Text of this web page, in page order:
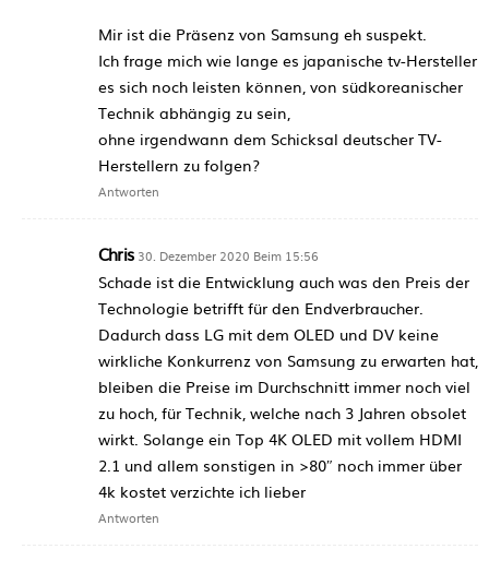
Mir ist die Präsenz von Samsung eh suspekt.
Ich frage mich wie lange es japanische tv-Hersteller
es sich noch leisten können, von südkoreanischer
Technik abhängig zu sein,
ohne irgendwann dem Schicksal deutscher TV-
Herstellern zu folgen?
Antworten
Chris 30. Dezember 2020 Beim 15:56
Schade ist die Entwicklung auch was den Preis der
Technologie betrifft für den Endverbraucher.
Dadurch dass LG mit dem OLED und DV keine
wirkliche Konkurrenz von Samsung zu erwarten hat,
bleiben die Preise im Durchschnitt immer noch viel
zu hoch, für Technik, welche nach 3 Jahren obsolet
wirkt. Solange ein Top 4K OLED mit vollem HDMI
2.1 und allem sonstigen in >80″ noch immer über
4k kostet verzichte ich lieber
Antworten